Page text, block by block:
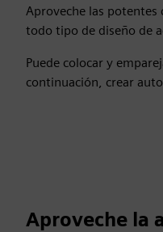
Aproveche las potentes
todo tipo de diseño de
Puede colocar y
continuación, crear
Aproveche la